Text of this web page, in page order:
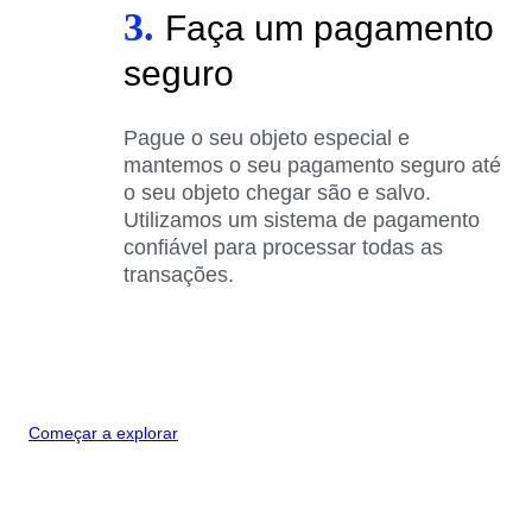
3. Faça um pagamento
seguro
Pague o seu objeto especial e
mantemos o seu pagamento seguro até
o seu objeto chegar são e salvo.
Utilizamos um sistema de pagamento
confiável para processar todas as
transações.
Começar a explorar